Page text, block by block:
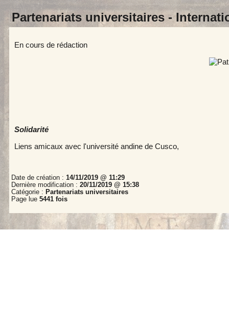
Partenariats universitaires -
En cours de rédaction
Solidarité
Liens amicaux avec l'université andine de Cusco,
Date de création : 14/11/2019 @ 11:29
Dernière modification : 20/11/2019 @ 15:38
Catégorie : Partenariats universitaires
Page lue 5441 fois